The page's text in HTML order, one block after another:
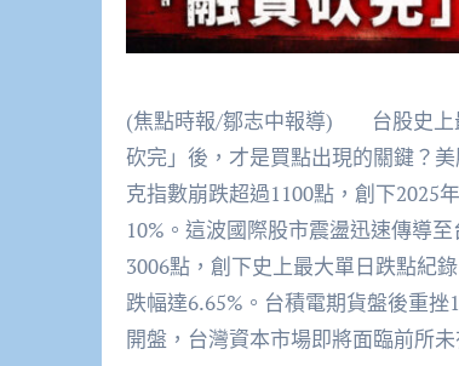
(焦點時報/鄒志中報導) 台股史上
砍完」後，才是買點出現的關鍵？
克指數崩跌超過1100點，創下2025
10%。這波國際股市震盪迅速傳導
3006點，創下史上最大單日跌點紀
跌幅達6.65%。台積電期貨盤後重
開盤，台灣資本市場即將面臨前所未